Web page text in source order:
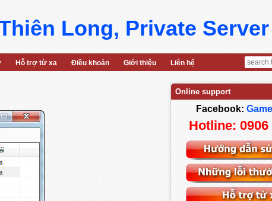
Long, Private Server
Hỗ trợ từ xa Điều khoản Giới thiệu Liên hệ
Online support
Facebook:
Hotline: 0906